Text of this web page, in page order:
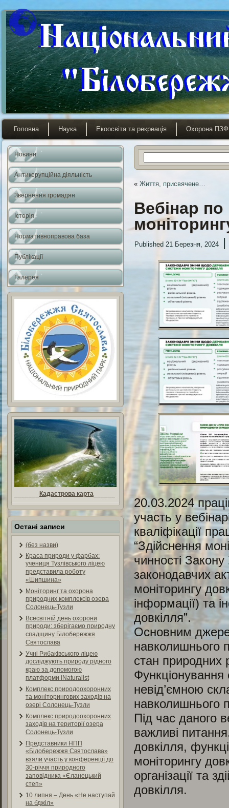
Головна Наука Екоосвіта та рекреація Охорона ПЗФ
Новини
Антикорупційна діяльність
Звернення громадян
Історія
Нормативноправова база
Публікації
Галерея
Кадастрова карта
Остані записи
(без назви)
Краса природи у фарбах:
учениця Тузлівського ліцею
представила роботу
«Шипшина»
Моніторинг та охорона
природних комплексів озера
Солонець-Тузли
Всесвітній день охорони
природи: зберігаємо природну
спадщину Білобережжя
Святослава
Учні Рибаківського ліцею
досліджують природу рідного
краю за допомогою
платформи iNaturalist
Комплекс природоохоронних
та моніторингових заходів на
озері Солонець-Тузли
Комплекс природоохоронних
заходів на території озера
Солонець-Тузли
Представники НПП
«Білобережжя Святослава»
взяли участь у конференції до
30-річчя природного
заповідника «Єланецький
степ»
10 липня – День «Не наступай
на бджіл»
« Життя, присвячене…
Вебінар
Published 21 Березня, 2024 |
20.03.2024
участь у
кваліфікації
“Здійснення
чинності
законодавчих
моніторингу
інформації) та
довкілля”.
Основним
навколишнього
стан природних
Функціонування
невід’ємною
навколишнього
Під час даного
важливі
довкілля,
моніторингу
організації та
довкілля.